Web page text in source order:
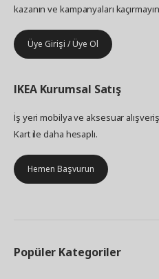
kazanın ve kampanyaları
Üye Girişi / Üye Ol
IKEA Kurumsal Satış
İş yeri mobilya ve aksesuar
Kart ile daha hesaplı.
Hemen Başvurun
Popüler Kategoriler